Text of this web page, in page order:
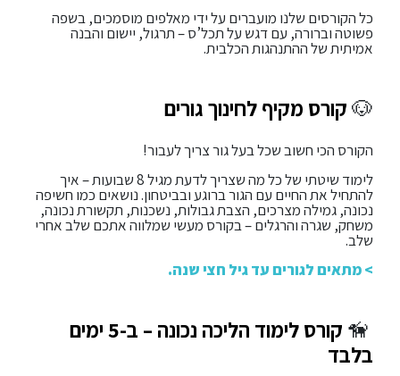
כל הקורסים שלנו מועברים על ידי מאלפים מוסמכים, בשפה
פשוטה וברורה, עם דגש על תכל’ס – תרגול, יישום והבנה
אמיתית של ההתנהגות הכלבית.
🐶קורס מקיף לחינוך גורים
הקורס הכי חשוב שכל בעל גור צריך לעבור!
לימוד שיטתי של כל מה שצריך לדעת מגיל 8 שבועות – איך
להתחיל את החיים עם הגור ברוגע ובביטחון. נושאים כמו חשיפה
נכונה, גמילה מצרכים, הצבת גבולות, נשכנות, תקשורת נכונה,
משחק, שגרה והרגלים – בקורס מעשי שמלווה אתכם שלב אחרי
שלב.
> מתאים לגורים עד גיל חצי שנה.
🦮
קורס לימוד הליכה נכונה – ב-5 ימים
בלבד